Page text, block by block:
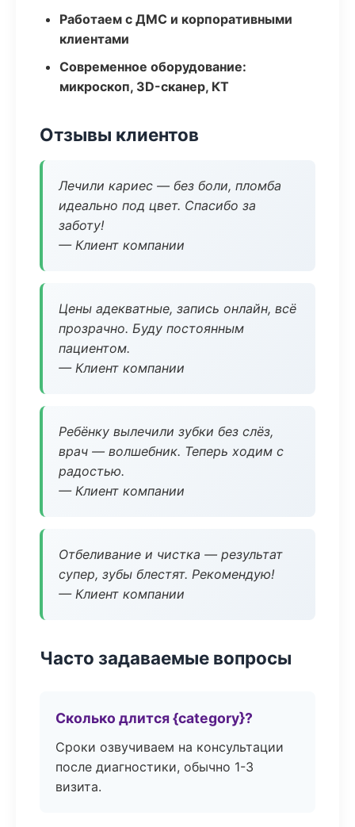
Работаем с ДМС и корпоративными
клиентами
Современное оборудование:
микроскоп, 3D-сканер, КТ
Отзывы клиентов
Лечили кариес — без боли, пломба
идеально под цвет. Спасибо за
заботу!
— Клиент компании
Цены адекватные, запись онлайн, всё
прозрачно. Буду постоянным
пациентом.
— Клиент компании
Ребёнку вылечили зубки без слёз,
врач — волшебник. Теперь ходим с
радостью.
— Клиент компании
Отбеливание и чистка — результат
супер, зубы блестят. Рекомендую!
— Клиент компании
Часто задаваемые вопросы
Сколько длится {category}?
Сроки озвучиваем на консультации
после диагностики, обычно 1-3
визита.